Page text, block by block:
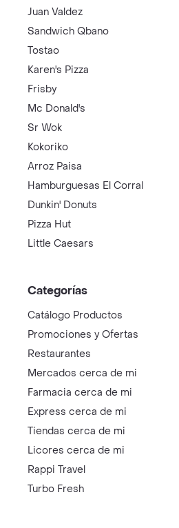
Juan Valdez
Sandwich Qbano
Tostao
Karen's Pizza
Frisby
Mc Donald's
Sr Wok
Kokoriko
Arroz Paisa
Hamburguesas El Corral
Dunkin' Donuts
Pizza Hut
Little Caesars
Categorías
Catálogo Productos
Promociones y Ofertas
Restaurantes
Mercados cerca de mi
Farmacia cerca de mi
Express cerca de mi
Tiendas cerca de mi
Licores cerca de mi
Rappi Travel
Turbo Fresh